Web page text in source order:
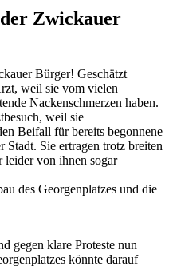
Zwickauer
Bürger! Geschätzt
weil sie vom vielen
Nackenschmerzen haben.
weil sie
Beifall für bereits begonnene
Stadt. Sie ertragen trotz breiten
leider von ihnen sogar
des Georgenplatzes und die
gegen klare Proteste nun
könnte darauf